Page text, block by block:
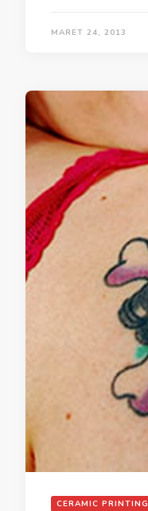
MARET 24, 2013
CERAMIC PRINTING